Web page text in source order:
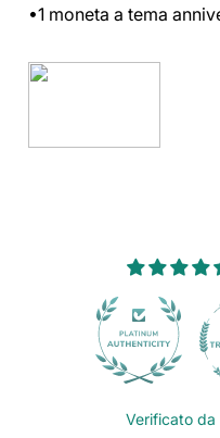
•1 moneta a tema
Verificato da